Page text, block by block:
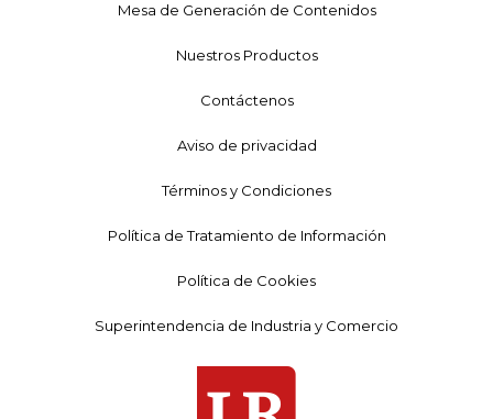
Mesa de Generación de Contenidos
Nuestros Productos
Contáctenos
Aviso de privacidad
Términos y Condiciones
Política de Tratamiento de Información
Política de Cookies
Superintendencia de Industria y Comercio